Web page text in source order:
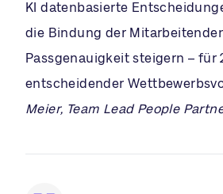
KI datenbasierte
die Bindung der
Passgenauigkeit steigern – für
entscheidender
Meier, Team Lead People